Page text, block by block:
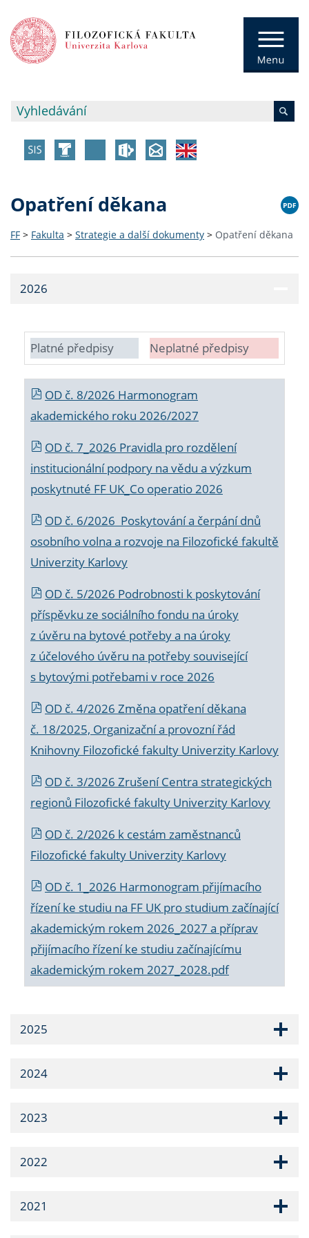
Opatření děkana
FF > Fakulta > Strategie a další dokumenty > Opatření děkana
2026
Platné předpisy Neplatné předpisy
OD č. 8/2026 Harmonogram
akademického roku 2026/2027
OD č. 7_2026 Pravidla pro rozdělení
institucionální podpory na vědu a výzkum
poskytnuté FF UK_Co operatio 2026
OD č. 6/2026 Poskytování a čerpání dnů
osobního volna a rozvoje na Filozofické fakultě
Univerzity Karlovy
OD č. 5/2026 Podrobnosti k poskytování
příspěvku ze sociálního fondu na úroky
z úvěru na bytové potřeby a na úroky
z účelového úvěru na potřeby související
s bytovými potřebami v roce 2026
OD č. 4/2026 Změna opatření děkana
č. 18/2025, Organizační a provozní řád
Knihovny Filozofické fakulty Univerzity Karlovy
OD č. 3/2026 Zrušení Centra strategických
regionů Filozofické fakulty Univerzity Karlovy
OD č. 2/2026 k cestám zaměstnanců
Filozofické fakulty Univerzity Karlovy
OD č. 1_2026 Harmonogram přijímacího
řízení ke studiu na FF UK pro studium začínající
akademickým rokem 2026_2027 a příprav
přijímacího řízení ke studiu začínajícímu
akademickým rokem 2027_2028.pdf
2025
2024
2023
2022
2021